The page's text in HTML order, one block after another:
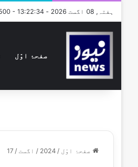
ہفتہ, 08 اگست 2026 - GMT+0500 - 13:22:34
صفحۂ اوّل
صفحۂ اوّل /
2024
/ اگست /
17